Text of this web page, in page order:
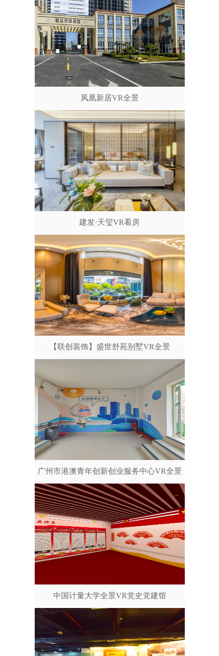
凤凰新居VR全景
建发·天玺VR看房
【联创装饰】盛世舒苑别墅VR全景
广州市港澳青年创新创业服务中心VR全景
中国计量大学全景VR党史党建馆